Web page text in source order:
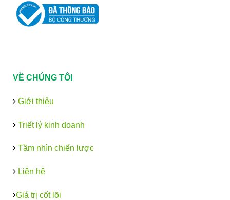
VỀ CHÚNG TÔI
Giới thiệu
Triết lý kinh doanh
Tầm nhìn chiến lược
Liên hệ
Giá trị cốt lõi